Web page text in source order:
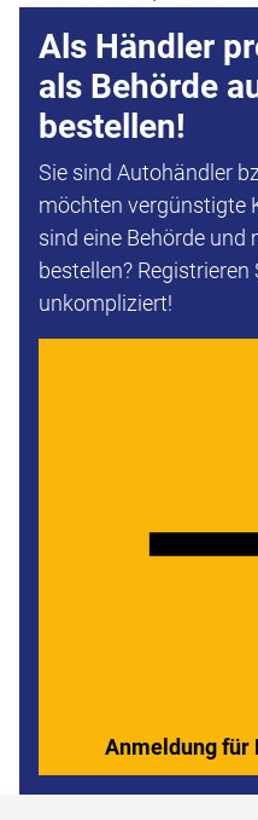
Als Händler
als Behörde
bestellen!
Sie sind Autohändler
möchten vergünstigte
sind eine Behörde und
bestellen?
unkompliziert!
Anmeldung für